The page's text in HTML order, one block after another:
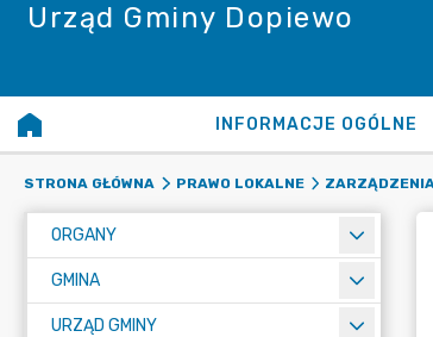
Urząd Gminy Dopiewo
INFORMACJE OGÓLNE
STRONA GŁÓWNA PRAWO LOKALNE
ORGANY
GMINA
URZĄD GMINY